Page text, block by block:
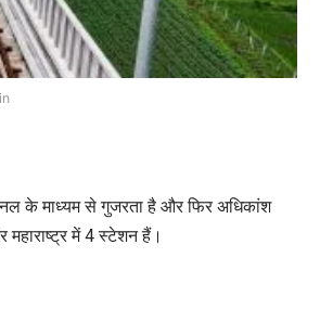
के माध्यम से गुजरता है और फिर अधिकांश
में 4 स्टेशन हैं।